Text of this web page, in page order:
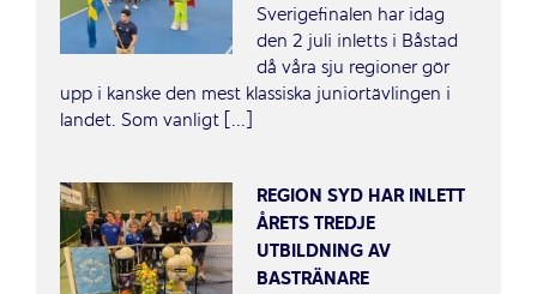
Sverigefinalen har idag
den 2 juli inletts i Båstad
då våra sju regioner gör
upp i kanske den mest klassiska juniortävlingen i
landet. Som vanligt [...]
REGION SYD HAR INLETT
ÅRETS TREDJE
UTBILDNING AV
BASTRÄNARE